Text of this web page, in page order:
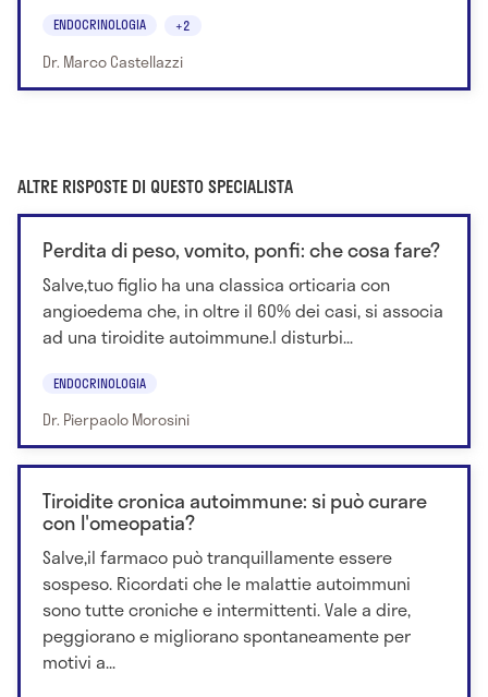
ENDOCRINOLOGIA +2
Dr. Marco Castellazzi
ALTRE RISPOSTE DI QUESTO SPECIALISTA
Perdita di peso, vomito, ponfi: che cosa fare?
Salve,tuo figlio ha una classica orticaria con
angioedema che, in oltre il 60% dei casi, si associa
ad una tiroidite autoimmune.I disturbi...
ENDOCRINOLOGIA
Dr. Pierpaolo Morosini
Tiroidite cronica autoimmune: si può curare
con l'omeopatia?
Salve,il farmaco può tranquillamente essere
sospeso. Ricordati che le malattie autoimmuni
sono tutte croniche e intermittenti. Vale a dire,
peggiorano e migliorano spontaneamente per
motivi a...